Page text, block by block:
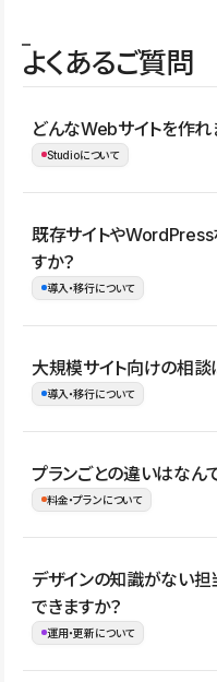
よくあるご質問
どんなWebサイトを作れ
Studioについて
コーポレートサイト、サー
グ・メディア、イベントサ
ォリオなど幅広く制作できま
既存サイトや
すか？
導入・移行について
はい。既存サイトの構成や
Studio上に再構築する形で
イト全体のデザインや設定
め、移行後にページ構成や
大規模サイト向けの相談
導入・移行について
はい。アクセス規模が大き
理、セキュリティ確認、既
ない段階でも、お問い合わ
お問合せはこちら
プランごとの違いはなん
料金・プランについて
公開ページ数、バージョン
管理の有無などがプランご
ージをご覧ください。
デザインの知識がない担
できますか？
運用・更新について